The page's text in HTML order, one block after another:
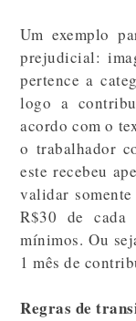
Um exemplo
prejudicial:
pertence a
logo a
acordo com o
o trabalhador
este recebeu
validar
R$30 de cada
mínimos. Ou
1 mês de
Regras de